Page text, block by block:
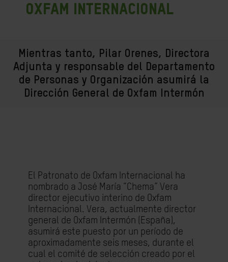
Oxfam Internacional
Mientras tanto, Pilar Orenes, Directora
Adjunta y responsable del Departamento
de Personas y Organización asumirá la
Dirección General de Oxfam Intermón
El Patronato de Oxfam Internacional ha
nombrado a José María “Chema” Vera
director ejecutivo interino de Oxfam
Internacional. Vera, actualmente director
general de Oxfam Intermón (España),
asumirá este puesto por un período de
aproximadamente seis meses, durante el
cual el comité de selección creado por el